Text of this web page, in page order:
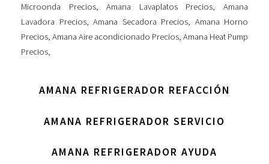
Microonda Precios,Amana Lavaplatos Precios ,Amana
Lavadora Precios, Amana Secadora Precios
Amana Horno
Precios Amana Aire acondicionado Precios Amana Heat Pump
Precios
AMANA REFRIGERADOR REFACCIÓN
AMANA REFRIGERADOR SERVICIO
AMANA REFRIGERADOR AYUDA